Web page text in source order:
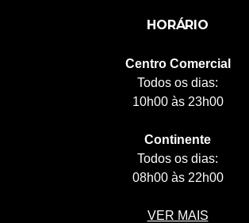
HORÁRIO
Centro Comercial
Todos os dias:
10h00 às 23h00
Continente
Todos os dias:
08h00 às 22h00
VER MAIS